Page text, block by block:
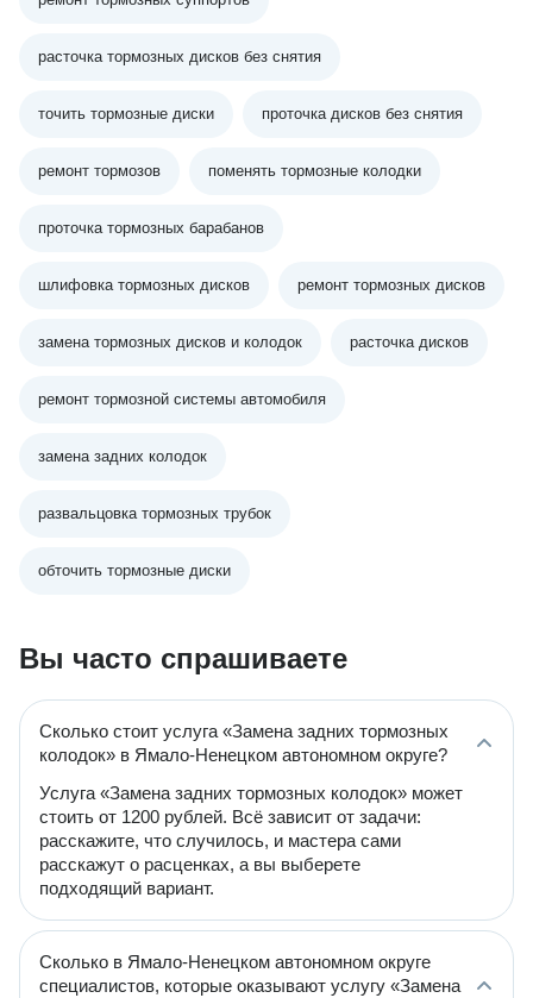
расточка тормозных дисков без снятия
точить тормозные диски проточка дисков без снятия
ремонт тормозов поменять тормозные колодки
проточка тормозных барабанов
шлифовка тормозных дисков ремонт тормозных дисков
замена тормозных дисков и колодок расточка дисков
ремонт тормозной системы автомобиля
замена задних колодок
развальцовка тормозных трубок
обточить тормозные диски
Вы часто спрашиваете
Сколько стоит услуга «Замена задних тормозных
колодок» в Ямало-Ненецком автономном округе?
Услуга «Замена задних тормозных колодок» может
стоить от 1200 рублей. Всё зависит от задачи:
расскажите, что случилось, и мастера сами
расскажут о расценках, а вы выберете
подходящий вариант.
Сколько в Ямало-Ненецком автономном округе
специалистов, которые оказывают услугу «Замена